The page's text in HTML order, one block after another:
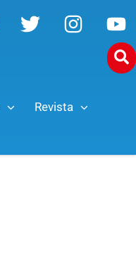
Revista